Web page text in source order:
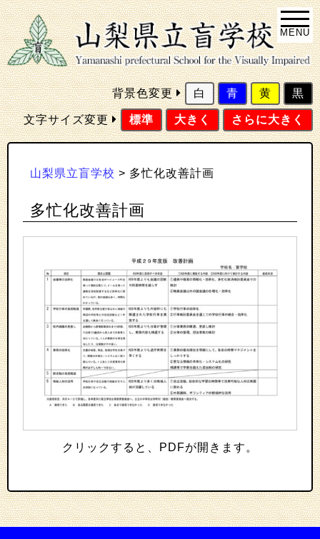
背景色変更 白 青 黄 黒
文字サイズ変更 標準 大きく さらに大きく
山梨県立盲学校 > 多忙化改善計画
多忙化改善計画
クリックすると、PDFが開きます。
MENU